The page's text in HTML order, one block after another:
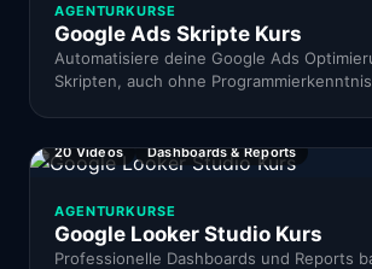
AGENTURKURSE
Google Ads Skripte Kurs
Automatisiere deine Google Ads
Skripten, auch ohne
20 Videos Dashboards & Reports
AGENTURKURSE
Google Looker Studio Kurs
Professionelle Dashboards und Reports